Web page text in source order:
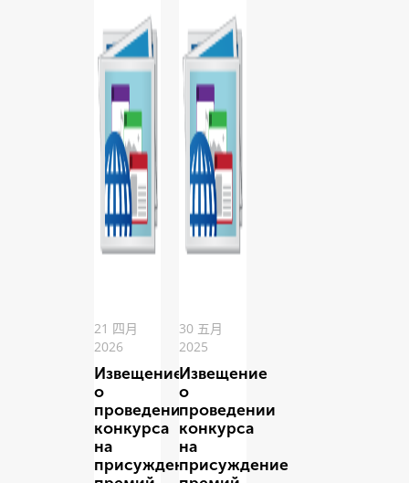
21 四月
2026
Извещение
о
проведении
конкурса
на
присуждение
30 五月
2025
Извещение
о
проведении
конкурса
на
присуждение